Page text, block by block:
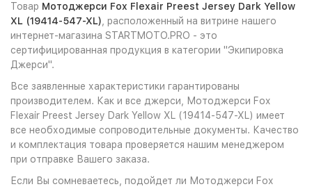
Товар Мотоджерси Fox Flexair Preest Jersey Dark Yellow
XL (19414-547-XL) , расположенный на витрине нашего
интернет-магазина STARTMOTO.PRO - это
сертифицированная продукция в категории "Экипировка
Джерси".
Все заявленные характеристики гарантированы
производителем. Как и все джерси, Мотоджерси Fox
Flexair Preest Jersey Dark Yellow XL (19414-547-XL) имеет
все необходимые сопроводительные документы. Качество
и комплектация товара проверяется нашим менеджером
при отправке Вашего заказа.
Если Вы сомневаетесь, подойдет ли Мотоджерси Fox